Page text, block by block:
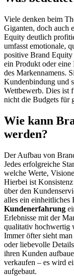
Viele denken beim
Giganten, doch auch
Equity deutlich
umfasst emotionale,
positive Brand Equity
ein Produkt oder eine
des Markennamens.
Kundenbindung und
Wettbewerb. Dies ist
nicht die Budgets für
Wie kann
werden?
Der Aufbau von
Jedes erfolgreiche
welche Werte,
Hierbei ist
über den
alles ein einheitliches
Kundenerfahrung
Erlebnisse mit der
qualitativ hochwertig
Immer öfter sieht
oder liebevolle
ihren Kunden
verkaufen – es wird
aufgebaut.